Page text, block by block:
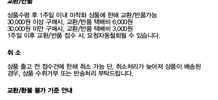
상품수령 후 1주일 이내 미착화 상품에 한해 교환/반품가능
30,000원 이상 구매시, 교환/반품 택배비 6,000원
30,000원 미만 구매시, 교환/반품 택배비 3,000원
1주일 이후 교환/반품 접수 시, 요청자동철회될 수 있습니다.
취 소
상품 출고 전 접수건에 한해 취소 가능 단, 취소처리가 늦어져 상품이 배송된
경우, 상품 수취거부 또는 반송처리 부탁드립니다.
교환/환불 불가 기준 안내